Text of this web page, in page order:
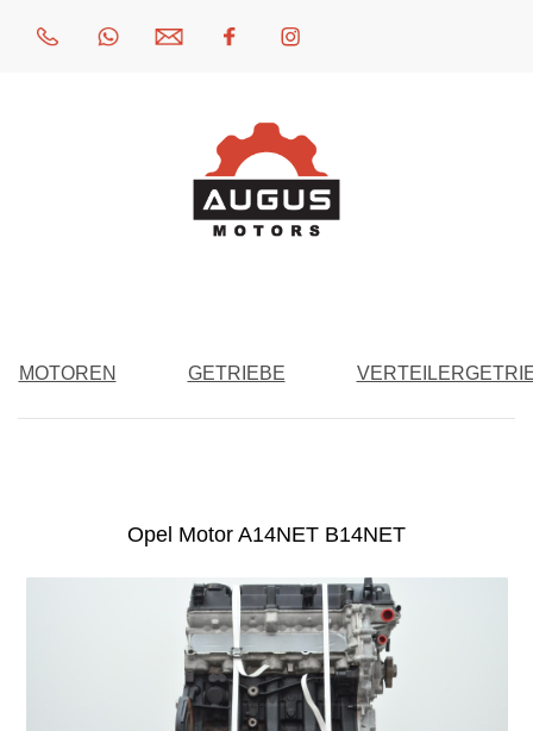
MOTOREN GETRIEBE
Opel Motor A14NET B14NET